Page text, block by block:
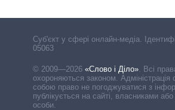
Cуб'єкт у сфері онлайн-медіа.
05063
© 2009—2026 «Слово і Діло» Всі
охороняються законом. Адміністрація
собою право не погоджуватися з
публікується на сайті, власниками або
особи.